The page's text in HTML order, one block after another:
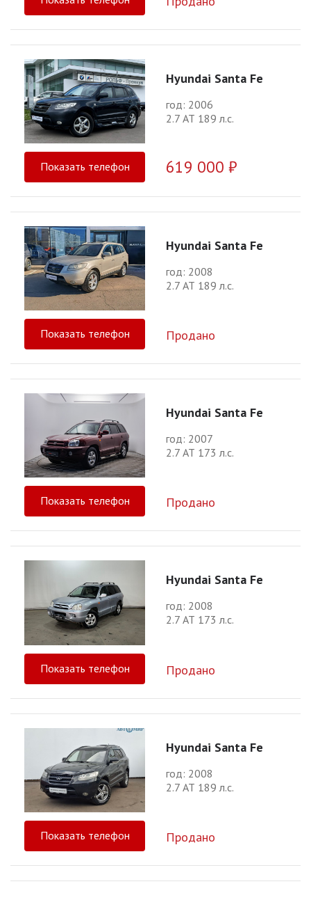
Hyundai Santa Fe
год: 2006
2.7 АТ 189 л.с.
Показать телефон 619 000 ₽
Hyundai Santa Fe
год: 2008
2.7 АТ 189 л.с.
Показать телефон Продано
Hyundai Santa Fe
год: 2007
2.7 АТ 173 л.с.
Показать телефон Продано
Hyundai Santa Fe
год: 2008
2.7 АТ 173 л.с.
Показать телефон Продано
Hyundai Santa Fe
год: 2008
2.7 АТ 189 л.с.
Показать телефон Продано